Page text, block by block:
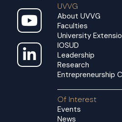
UVVG
About UVVG
Faculties
University
IOSUD
Leadership
Research
Entrepreneurship
Of Interest
Events
News